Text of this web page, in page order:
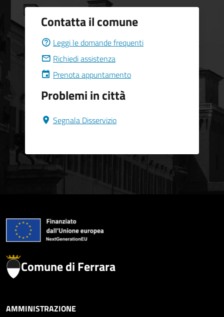
Contatta il comune
Leggi le domande frequenti
Richiedi assistenza
Prenota appuntamento
Problemi in città
Segnala Disservizio
Comune di Ferrara
AMMINISTRAZIONE